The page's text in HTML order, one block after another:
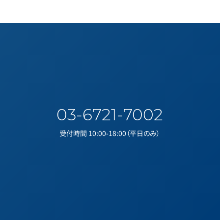
03-6721-7002
受付時間 10:00-18:00（平日のみ）